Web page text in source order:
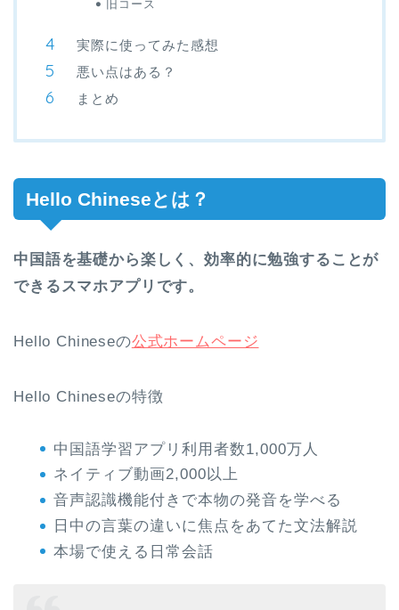
旧コース
実際に使ってみた感想
悪い点はある？
まとめ
Hello Chineseとは？
中国語を基礎から楽しく、効率的に勉強することが
できるスマホアプリです。
Hello Chineseの公式ホームページ
Hello Chineseの特徴
中国語学習アプリ利用者数1,000万人
ネイティブ動画2,000以上
音声認識機能付きで本物の発音を学べる
日中の言葉の違いに焦点をあてた文法解説
本場で使える日常会話